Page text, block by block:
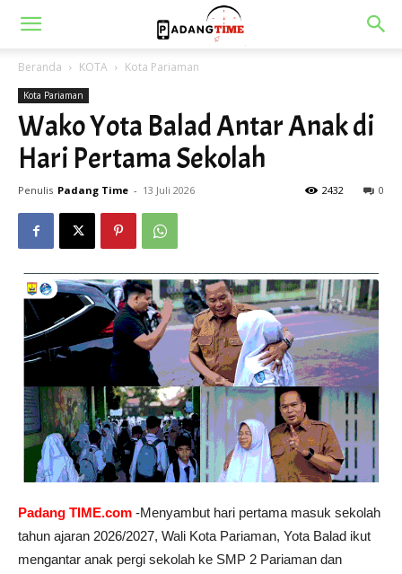
Beranda KOTA Kota Pariaman
Kota Pariaman
Wako Yota Balad Antar Anak di
Hari Pertama Sekolah
Penulis Padang Time - 13 Juli 2026 0
2432
Padang TIME.com -Menyambut hari pertama masuk sekolah
tahun ajaran 2026/2027, Wali Kota Pariaman, Yota Balad ikut
mengantar anak pergi sekolah ke SMP 2 Pariaman dan